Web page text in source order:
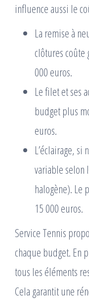
influence aussi le
La remise à
clôtures coûte
000 euros.
Le filet et ses
budget plus
euros.
L’éclairage,
variable selon
halogène). Le
15 000 euros.
Service Tennis
chaque budget. En
tous les éléments
Cela garantit une